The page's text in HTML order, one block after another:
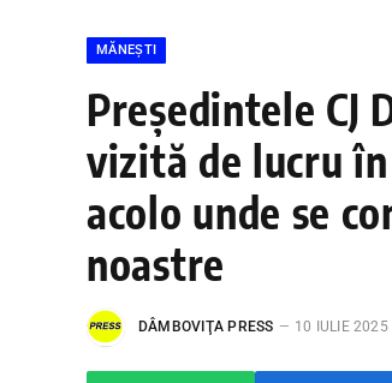
MĂNEȘTI
Președintele CJ
vizită de lucru
acolo unde se
noastre
DÂMBOVIŢA PRESS 10 IULIE 2025